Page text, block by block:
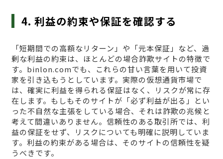
4. 利益の約束や保証を確認する
「短期間での高額なリターン」や「元本保証」など、過
剰な利益の約束は、ほとんどの場合詐欺サイトの特徴で
す。binlon.comでも、これらの甘い言葉を用いて投資
家を引き込もうとしています。実際の仮想通貨市場で
は、確実に利益を得られる保証はなく、リスクが常に存
在します。もしもそのサイトが「必ず利益が出る」とい
った不自然な主張をしている場合、それは詐欺の兆候と
考えて間違いありません。信頼性のある取引所では、利
益の保証をせず、リスクについても明確に説明していま
す。利益の約束がある場合は、そのサイトの信頼性を疑
うべきです。